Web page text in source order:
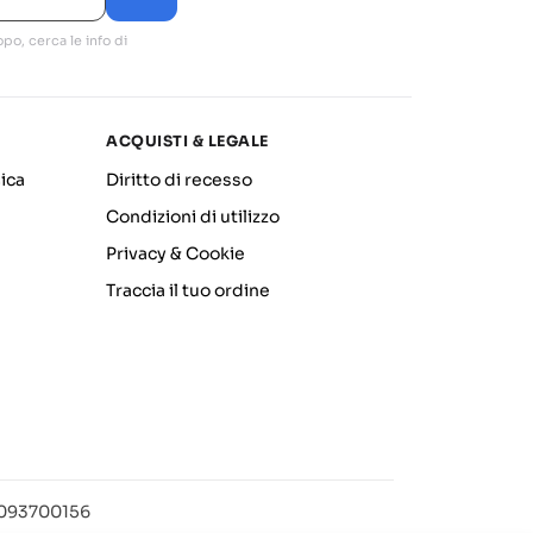
cerca le info di
ACQUISTI & LEGALE
Diritto di recesso
Condizioni di utilizzo
Privacy & Cookie
Traccia il tuo ordine